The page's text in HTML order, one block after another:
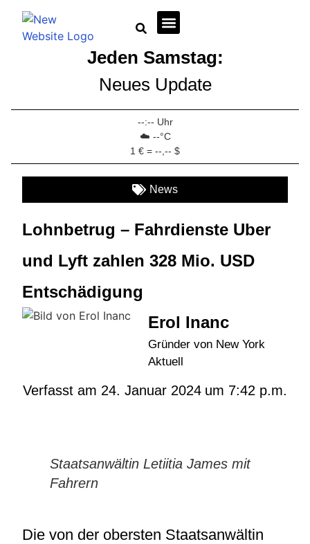
Jeden Samstag:
Neues Update
--:-- Uhr
☁️ --°C
1 € = --,-- $
News
Lohnbetrug – Fahrdienste Uber
und Lyft zahlen 328 Mio. USD
Entschädigung
Erol Inanc
Gründer von New York
Aktuell
Verfasst am 24. Januar 2024 um 7:42 p.m.
Staatsanwältin Letiitia James mit
Fahrern
Die von der obersten Staatsanwältin